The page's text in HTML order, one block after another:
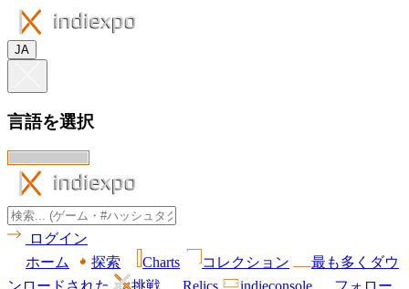
JA
言語を選択
ログイン
ホーム
探索 Charts コレクション
最も多くダウ